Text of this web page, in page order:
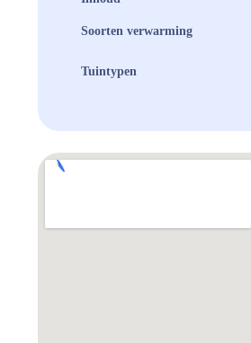
Soorten verwarming
Tuintypen